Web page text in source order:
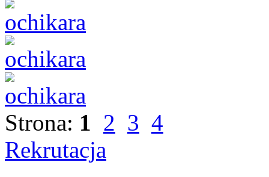
Strona: 1 2 3 4
Rekrutacja